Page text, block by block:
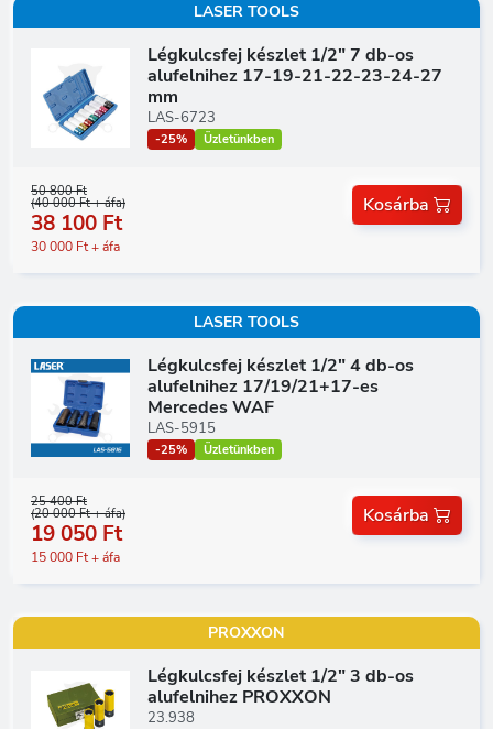
LASER TOOLS
Légkulcsfej készlet 1/2" 7 db-os
alufelnihez 17-19-21-22-23-24-27
mm
LAS-6723
-25% Üzletünkben
50 800 Ft
(40 000 Ft + áfa)
38 100 Ft
30 000 Ft + áfa
Kosárba
LASER TOOLS
Légkulcsfej készlet 1/2" 4 db-os
alufelnihez 17/19/21+17-es
Mercedes WAF
LAS-5915
-25% Üzletünkben
25 400 Ft
(20 000 Ft + áfa)
19 050 Ft
15 000 Ft + áfa
Kosárba
PROXXON
Légkulcsfej készlet 1/2" 3 db-os
alufelnihez PROXXON
23.938